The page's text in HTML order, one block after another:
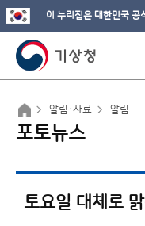
이 누리집은 대한민국 공
알림·자료 알림
포토뉴스
토요일 대체로